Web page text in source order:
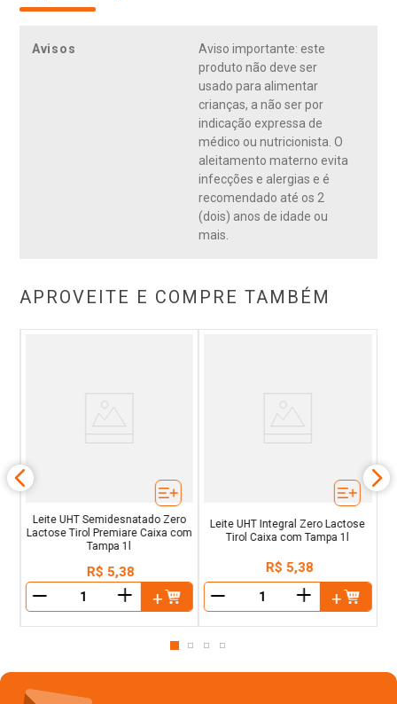
Avisos
Aviso importante: este
produto não deve ser
usado para alimentar
crianças, a não ser por
indicação expressa de
médico ou nutricionista. O
aleitamento materno evita
infecções e alergias e é
recomendado até os 2
(dois) anos de idade ou
mais.
APROVEITE E COMPRE TAMBÉM
Leite UHT Semidesnatado Zero
Lactose Tirol Premiare Caixa com
Tampa 1l
R$ 5,38
＋
Leite UHT Integral Zero Lactose
Tirol Caixa com Tampa 1l
R$ 5,38
＋